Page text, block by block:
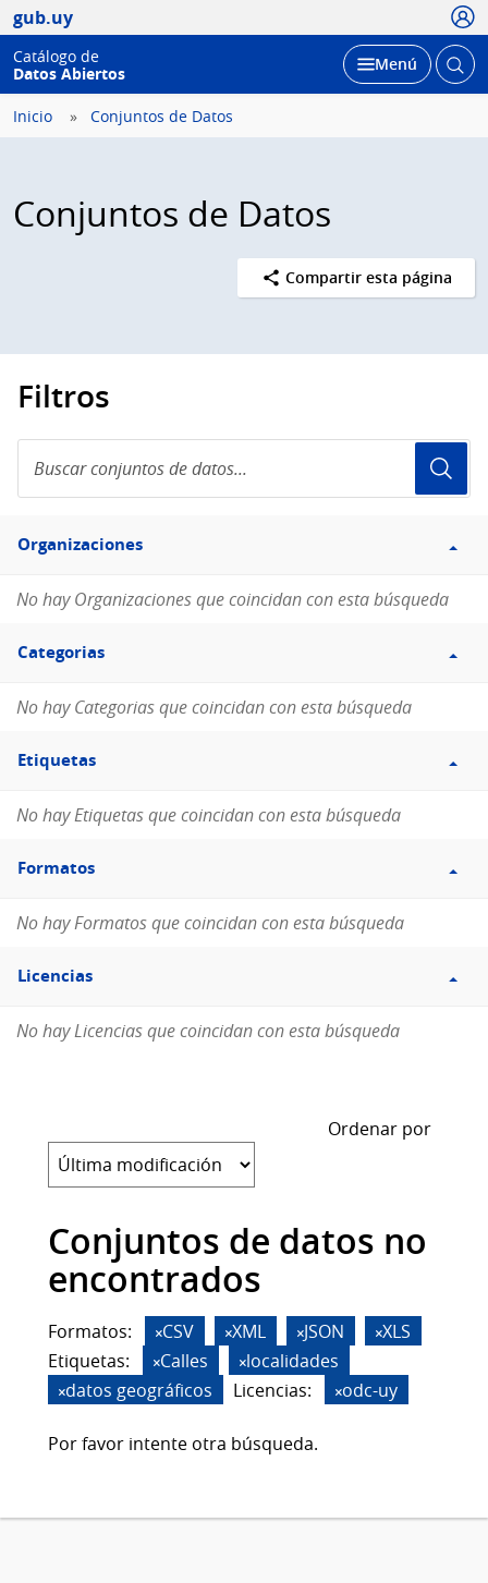
gub.uy
Catálogo de
Datos Abiertos
Desplegar
Menú Abrir
Inicio Conjuntos de Datos
Conjuntos de Datos
Compartir esta página
Filtros
conjuntos
de
Filtro
Organizaciones
Organizaciones
No hay Organizaciones que coincidan con esta búsqueda
Filtro
Categorias
Categorias
No hay Categorias que coincidan con esta búsqueda
Filtro
Etiquetas
Etiquetas
No hay Etiquetas que coincidan con esta búsqueda
Filtro
Formatos
Formatos
No hay Formatos que coincidan con esta búsqueda
Filtro
Licencias
Licencias
No hay Licencias que coincidan con esta búsqueda
Ordenar por
Conjuntos de datos no
encontrados
Formatos: CSV XML JSON
XLS
Etiquetas:
Calles
localidades
datos geográficos
Licencias: odc-uy
Por favor intente otra búsqueda.